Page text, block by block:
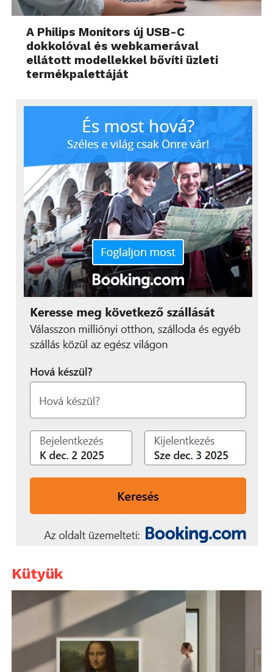
A Philips Monitors új USB-C
dokkolóval és webkamerával
ellátott modellekkel bővíti üzleti
termékpalettáját
Kütyük